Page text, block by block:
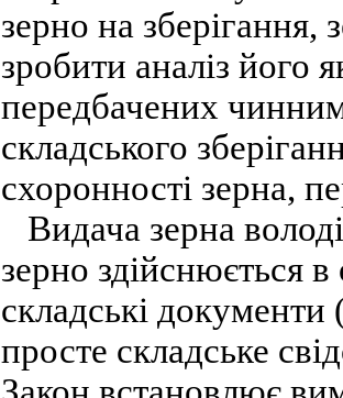
зерно на зберігання,
зробити аналіз його
передбачених
складського
схоронності зерна,
Видача зерна
зерно здійснюється
складські документи
просте складське